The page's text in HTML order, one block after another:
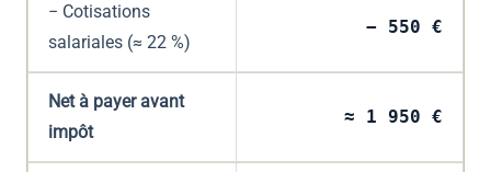
− Cotisations
salariales (≈ 22 %)
− 550 €
Net à payer avant
impôt
≈ 1 950 €